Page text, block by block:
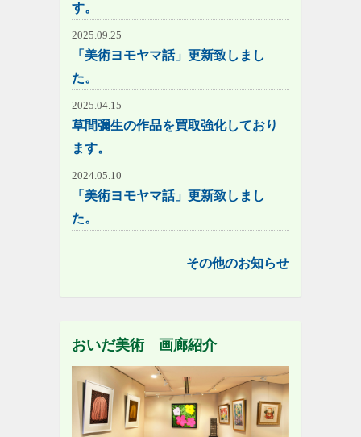
す。
2025.09.25
「美術ヨモヤマ話」更新致しまし
た。
2025.04.15
草間彌生の作品を買取強化しており
ます。
2024.05.10
「美術ヨモヤマ話」更新致しまし
た。
その他のお知らせ
おいだ美術 画廊紹介